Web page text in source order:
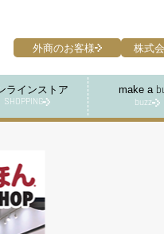
ラインストア
SHOPPING
make a
buzz
外商のお客様 株式